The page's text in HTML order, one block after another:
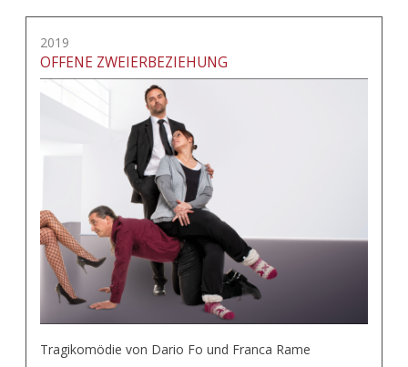
2019
OFFENE ZWEIERBEZIEHUNG
Tragikomödie von Dario Fo und Franca Rame